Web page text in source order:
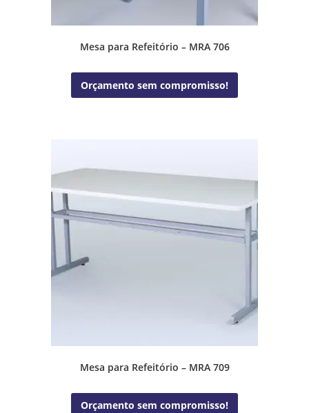
Mesa para Refeitório – MRA 706
Orçamento sem compromisso!
Mesa para Refeitório – MRA 709
Orçamento sem compromisso!